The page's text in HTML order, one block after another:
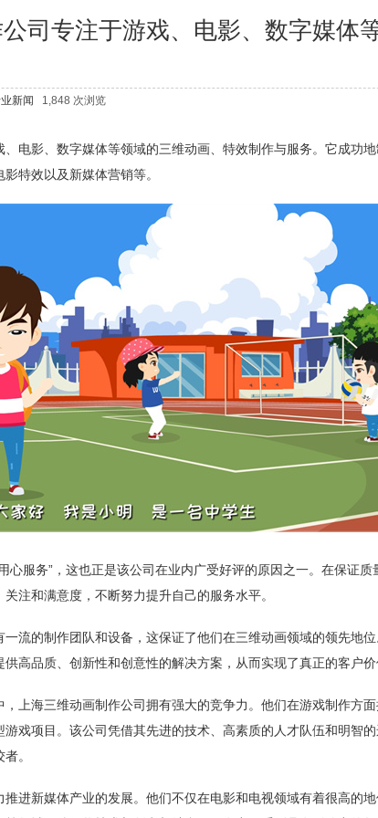
司专注于游戏、电影、数字媒体
新闻 1,848 次浏览
、电影、数字媒体等领域的三维动画、特效制作与服务。它成功地
特效以及新媒体营销等。
心服务”，这也正是该公司在业内广受好评的原因之一。在保证质
注和满意度，不断努力提升自己的服务水平。
流的制作团队和设备，这保证了他们在三维动画领域的领先地
高品质、创新性和创意性的解决方案，从而实现了真正的客户价
上海三维动画制作公司拥有强大的竞争力。他们在游戏制作方
戏项目。该公司凭借其先进的技术、高素质的人才队伍和明智
。
进新媒体产业的发展。他们不仅在电影和电视领域有着很高的